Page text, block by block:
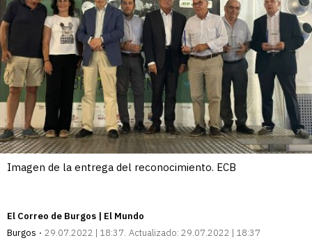
Imagen de la entrega del reconocimiento. ECB
El Correo de Burgos | El Mundo
Burgos
29.07.2022 | 18:37 Actualizado: 29.07.2022 | 18:37